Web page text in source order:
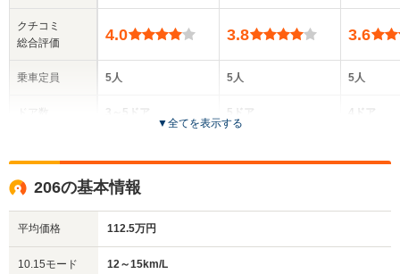
クチコミ
総合評価
乗車定員
サイズ
(全長x全幅x全高)
4.0
5人
3～5ドア
全高
全長
3.8
5人
5ドア
全高
3.6
5人
4ドア
全高
▼全てを表示する
206の基本情報
平均価格 112.5万円
10.15モード
12～15km/L